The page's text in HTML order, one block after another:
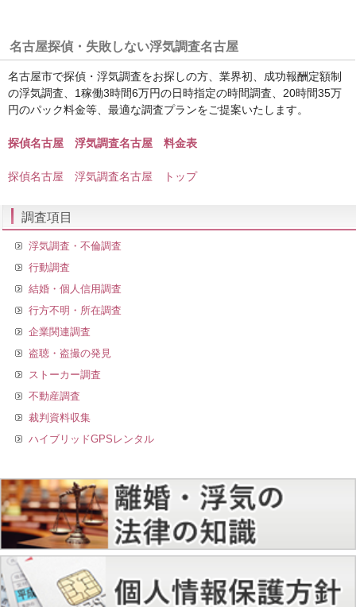
名古屋探偵・失敗しない浮気調査名古屋
名古屋市で探偵・浮気調査をお探しの方、業界初、成功報酬定額制
の浮気調査、1稼働3時間6万円の日時指定の時間調査、20時間35万
円のパック料金等、最適な調査プランをご提案いたします。
探偵名古屋 浮気調査名古屋 料金表
探偵名古屋 浮気調査名古屋 トップ
調査項目
浮気調査・不倫調査
行動調査
結婚・個人信用調査
行方不明・所在調査
企業関連調査
盗聴・盗撮の発見
ストーカー調査
不動産調査
裁判資料収集
ハイブリッドGPSレンタル